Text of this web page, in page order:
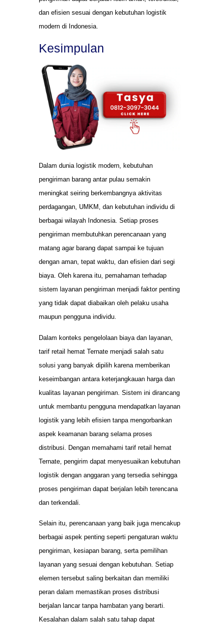
dan efisien sesuai dengan kebutuhan logistik
modern di Indonesia.
Kesimpulan
Dalam dunia logistik modern, kebutuhan
pengiriman barang antar pulau semakin
meningkat seiring berkembangnya aktivitas
perdagangan, UMKM, dan kebutuhan individu di
berbagai wilayah Indonesia. Setiap proses
pengiriman membutuhkan perencanaan yang
matang agar barang dapat sampai ke tujuan
dengan aman, tepat waktu, dan efisien dari segi
biaya. Oleh karena itu, pemahaman terhadap
sistem layanan pengiriman menjadi faktor penting
yang tidak dapat diabaikan oleh pelaku usaha
maupun pengguna individu.
Dalam konteks pengelolaan biaya dan layanan,
tarif retail hemat Ternate menjadi salah satu
solusi yang banyak dipilih karena memberikan
keseimbangan antara keterjangkauan harga dan
kualitas layanan pengiriman. Sistem ini dirancang
untuk membantu pengguna mendapatkan layanan
logistik yang lebih efisien tanpa mengorbankan
aspek keamanan barang selama proses
distribusi. Dengan memahami tarif retail hemat
Ternate, pengirim dapat menyesuaikan kebutuhan
logistik dengan anggaran yang tersedia sehingga
proses pengiriman dapat berjalan lebih terencana
dan terkendali.
Selain itu, perencanaan yang baik juga mencakup
berbagai aspek penting seperti pengaturan waktu
pengiriman, kesiapan barang, serta pemilihan
layanan yang sesuai dengan kebutuhan. Setiap
elemen tersebut saling berkaitan dan memiliki
peran dalam memastikan proses distribusi
berjalan lancar tanpa hambatan yang berarti.
Kesalahan dalam salah satu tahap dapat